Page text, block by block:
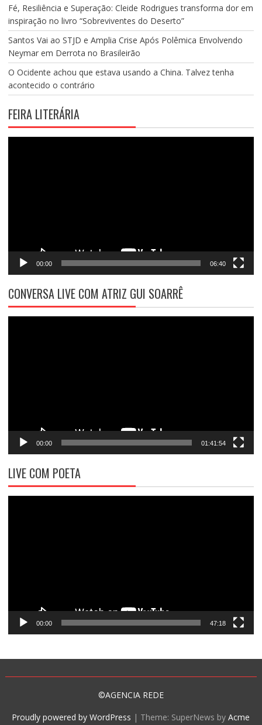
Fé, Resiliência e Superação: Cleide Rodrigues transforma dor em
inspiração no livro “Sobreviventes do Deserto”
Santos Vai ao STJD e Amplia Crise Após Polêmica Envolvendo
Neymar em Derrota no Brasileirão
O Ocidente achou que estava usando a China. Talvez tenha
acontecido o contrário
FEIRA LITERÁRIA
00:00 06:40
CONVERSA LIVE COM ATRIZ GUI SOARRÊ
00:00 01:41:54
LIVE COM POETA
00:00 47:18
©AGENCIA REDE
Proudly powered by WordPress | Theme: SuperNews byAcme